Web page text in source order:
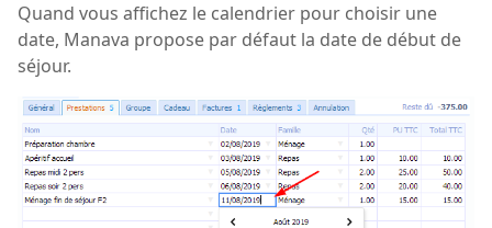
Quand vous affichez le calendrier pour choisir une
date, Manava propose par défaut la date de début de
séjour.